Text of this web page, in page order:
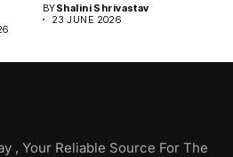
BYShalini Shrivastav
23 JUNE 2026
, Your Reliable Source For The